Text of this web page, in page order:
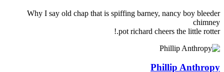
Why I say old chap that is spiffing
pot